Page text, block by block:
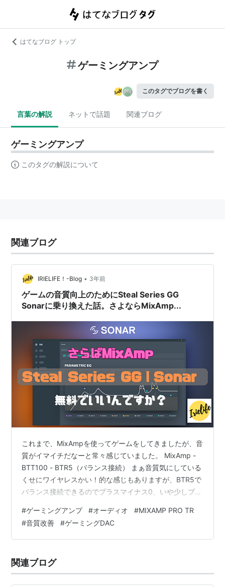
はてなブログ トップ
ゲーミングアンプ
このタグでブログを書く
言葉の解説 ネットで話題 関連ブログ
ゲーミングアンプ
このタグの解説について
関連ブログ
IRIELIFE！-Blog • 3年前
ゲームの音質向上のためにSteal Series GG
Sonarに乗り換えた話。さよならMixAmp...
これまで、MixAmpを使ってゲームをしてきましたが、音
質がイマイチだなーと常々感じていました。 MixAmp -
BTT100 - BTR5（バランス接続） まぁ音質気にしている
くせにワイヤレスかい！的な感じもありますが、BTR5で
バランス接続できるのでプラスマイナス0、いや少しプラ
がってますしね。 まぁとりあえず、音質改善のために、
新しくDacまたはAmpを買おうと思い、色々と調べまし
た。そして候補に上がったのが以下の3機種 Roland
K5…
#ゲーミングアンプ #オーディオ #MIXAMP PRO TR
#音質改善 #ゲーミングDAC
関連ブログ